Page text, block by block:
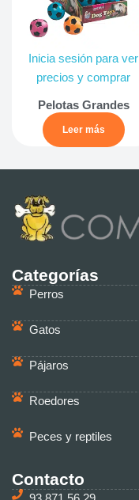
Inicia sesión para ver
precios y comprar
Pelotas Grandes
Leer más
Categorías
Perros
Gatos
Pájaros
Roedores
Peces y reptiles
Contacto